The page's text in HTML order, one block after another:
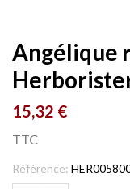
Angélique
15,32 €
TTC
Référence: